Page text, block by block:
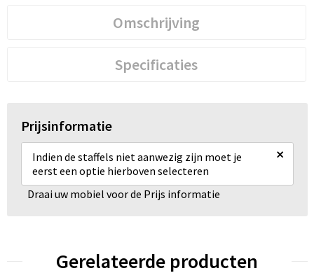
Omschrijving
Specificaties
Prijsinformatie
Indien de staffels niet aanwezig zijn moet je
eerst een optie hierboven selecteren
×
Draai uw mobiel voor de Prijs informatie
Gerelateerde producten